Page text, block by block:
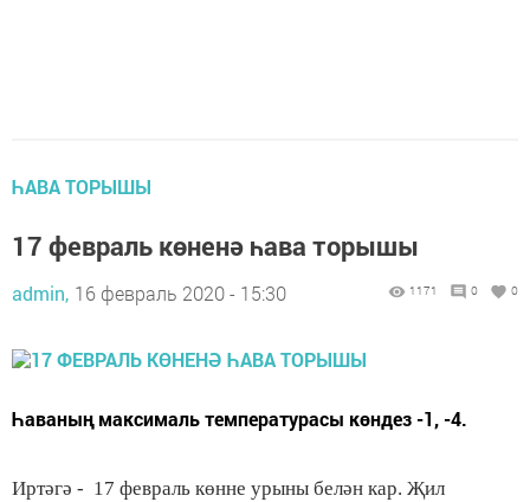
ҺАВА ТОРЫШЫ
17 февраль көненә һава торышы
admin, 16 февраль 2020 - 15:30 1171 0 0
Һаваның максималь температурасы көндез -1, -4.
Иртәгә - 17 февраль көнне урыны белән кар. Җил